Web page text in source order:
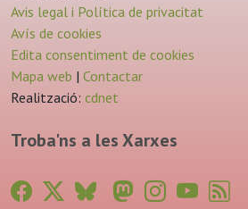
Avis legal i Política de privacitat
Avís de cookies
Edita consentiment de cookies
Mapa web | Contactar
Realització: cdnet
Troba'ns a les Xarxes